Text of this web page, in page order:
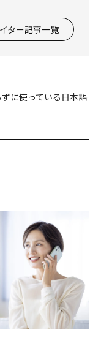
ター記事一覧
に使っている日本語